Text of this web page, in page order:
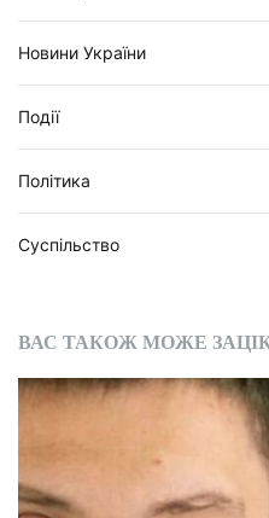
Новини України
Події
Політика
Суспільство
ВАС ТАКОЖ МОЖЕ